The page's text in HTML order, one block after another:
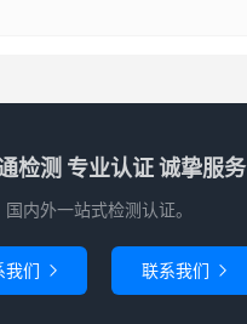
检测 专业认证 诚挚服务
国内外一站式检测认证。
我们  联系我们 